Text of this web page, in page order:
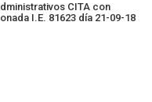
CITA con
I.E. 81623 día 21-09-18